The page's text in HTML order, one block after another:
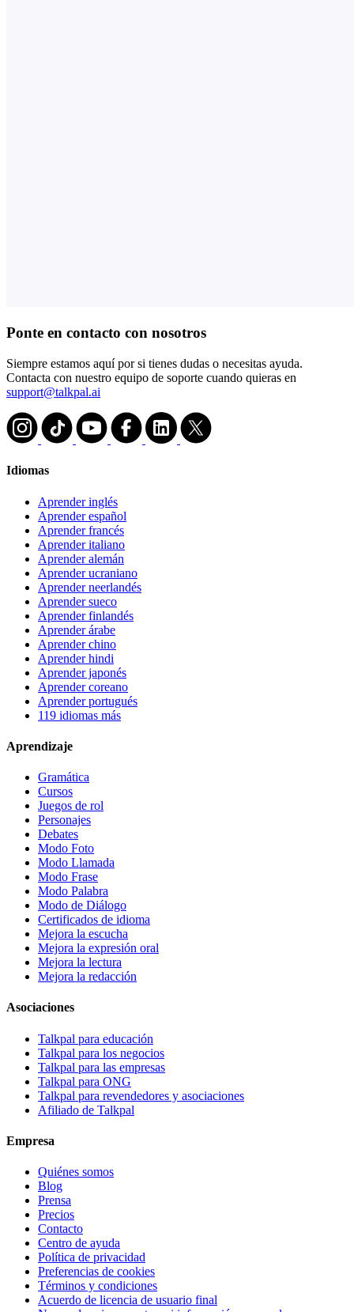
Ponte en contacto con nosotros
Siempre estamos aquí por si tienes dudas o necesitas ayuda.
Contacta con nuestro equipo de soporte cuando quieras en
support@talkpal.ai
Idiomas
Aprender inglés
Aprender español
Aprender francés
Aprender italiano
Aprender alemán
Aprender ucraniano
Aprender neerlandés
Aprender sueco
Aprender finlandés
Aprender árabe
Aprender chino
Aprender hindi
Aprender japonés
Aprender coreano
Aprender portugués
119 idiomas más
Aprendizaje
Gramática
Cursos
Juegos de rol
Personajes
Debates
Modo Foto
Modo Llamada
Modo Frase
Modo Palabra
Modo de Diálogo
Certificados de idioma
Mejora la escucha
Mejora la expresión oral
Mejora la lectura
Mejora la redacción
Asociaciones
Talkpal para educación
Talkpal para los negocios
Talkpal para las empresas
Talkpal para ONG
Talkpal para revendedores y asociaciones
Afiliado de Talkpal
Empresa
Quiénes somos
Blog
Prensa
Precios
Contacto
Centro de ayuda
Política de privacidad
Preferencias de cookies
Términos y condiciones
Acuerdo de licencia de usuario final